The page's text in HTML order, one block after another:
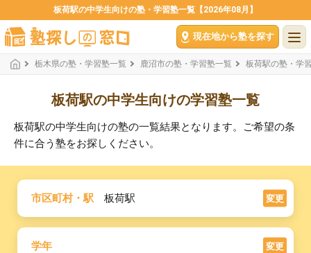
板荷駅の中学生向けの塾・学習塾一覧【2026年08月】
現在地から塾を探す
栃木県の塾・学習塾一覧 鹿沼市の塾・学習塾一覧 板荷駅の塾・学
板荷駅の中学生向けの学習塾一覧
板荷駅の中学生向けの塾の一覧結果となります。ご希望の条
件に合う塾をお探しください。
市区町村・駅 板荷駅 変更
学年 変更